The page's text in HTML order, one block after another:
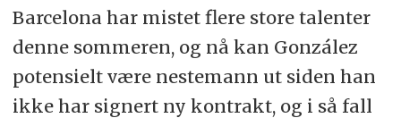
Barcelona har mistet flere store talenter
denne sommeren, og nå kan González
potensielt være nestemann ut siden han
ikke har signert ny kontrakt, og i så fall